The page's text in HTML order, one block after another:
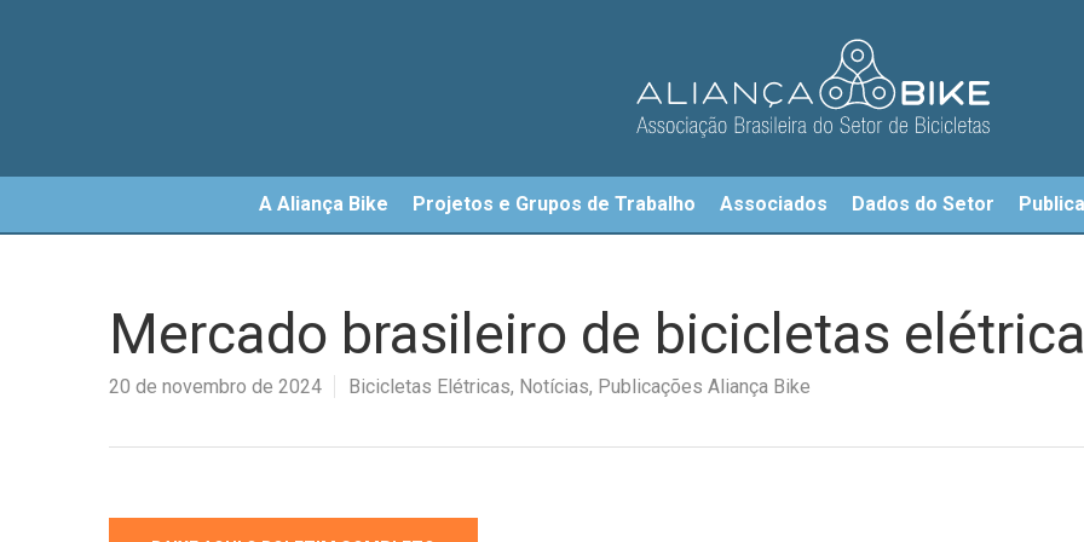
A Aliança Bike Projetos e Grupos de Trabalho Associados Dados do Setor
Mercado brasileiro de bicicletas
20 de novembro de 2024 Bicicletas Elétricas, Notícias, Publicações Aliança Bike